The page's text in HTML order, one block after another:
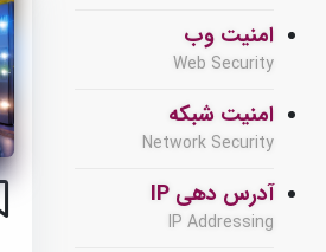
امنیت وب
Web Security
امنیت شبکه
Network Security
آدرس دهی IP
IP Addressing